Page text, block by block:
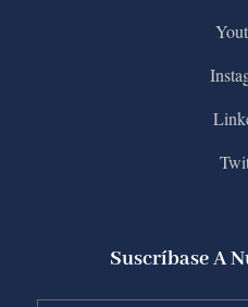
Suscríbase A